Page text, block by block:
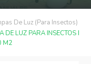
De Luz (Para Insectos)
DE LUZ PARA INSECTOS ǀ
M2